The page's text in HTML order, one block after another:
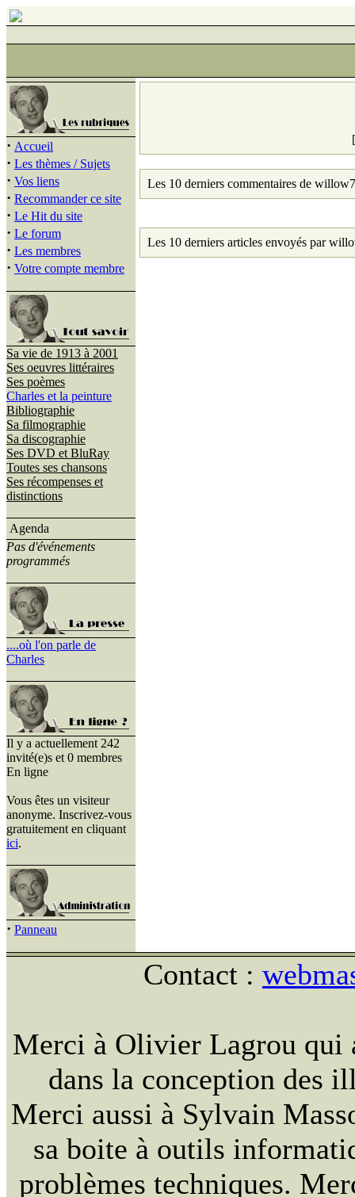
· Accueil
· Les thèmes / Sujets
· Vos liens
· Recommander ce site
· Le Hit du site
· Le forum
· Les membres
· Votre compte membre
Sa vie de 1913 à 2001
Ses oeuvres littéraires
Ses poèmes
Charles et la peinture
Bibliographie
Sa filmographie
Sa discographie
Ses DVD et BluRay
Toutes ses chansons
Ses récompenses et
distinctions
Agenda
Pas d'événements
programmés
....où l'on parle de
Charles
Il y a actuellement 242
invité(e)s et 0 membres
En ligne
Vous êtes un visiteur
anonyme. Inscrivez-vous
gratuitement en cliquant
ici.
· Panneau
Les 10 derniers commentaires de
Les 10 derniers articles envoyés par
Contact :
Merci à Olivier Lagrou qui
dans la conception des
Merci aussi à Sylvain
sa boite à outils
problèmes techniques.